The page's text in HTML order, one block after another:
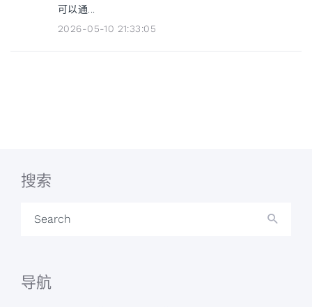
可以通...
2026-05-10 21:33:05
搜索
Search
导航